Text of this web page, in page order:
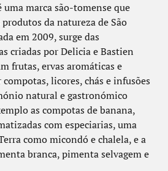
uma marca são-tomense que
da natureza de São
em 2009, surge das
criadas por Delicia e Bastien
frutas, ervas aromáticas e
licores, chás e infusões
natural e gastronómico
as compotas de banana,
com especiarias, uma
como micondó e chalela, e a
branca, pimenta selvagem e